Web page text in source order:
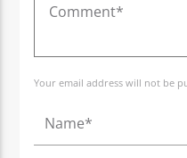
Your email address will not be